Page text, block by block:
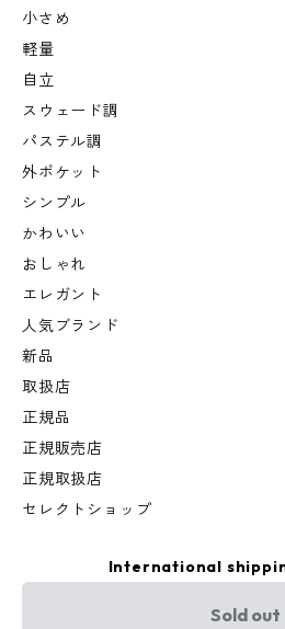
小さめ
軽量
自立
スウェード調
パステル調
外ポケット
シンプル
かわいい
おしゃれ
エレガント
人気ブランド
新品
取扱店
正規品
正規販売店
正規取扱店
セレクトショップ
International
Sold out